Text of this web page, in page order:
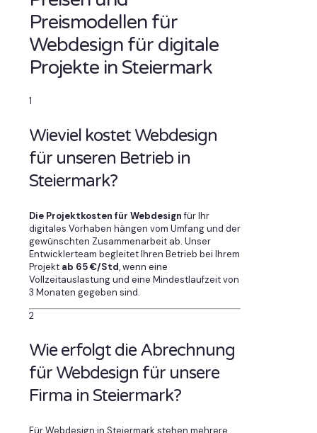
Preismodellen für
Webdesign für digitale
Projekte in Steiermark
1
Wieviel kostet Webdesign
für unseren Betrieb in
Steiermark?
Die Projektkosten für Webdesignfür Ihr
digitales Vorhaben hängen vom Umfang und der
gewünschten Zusammenarbeit ab. Unser
Entwicklerteam begleitet Ihren Betrieb bei Ihrem
Projekt ab 65 €/Std, wenn eine
Vollzeitauslastung und eine Mindestlaufzeit von
3 Monaten gegeben sind.
2
Wie erfolgt die Abrechnung
für Webdesign für unsere
Firma in Steiermark?